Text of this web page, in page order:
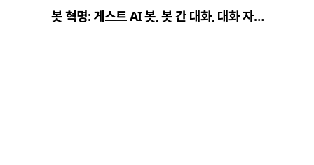
봇 혁명: 게스트 AI 봇, 봇 간 대화, 대화 자…